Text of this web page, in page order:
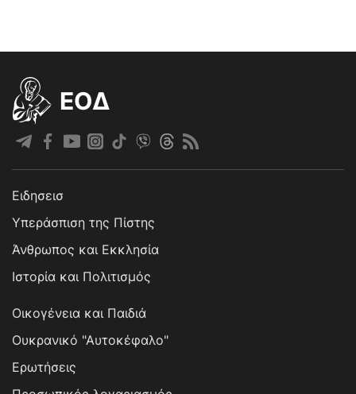
EOΔ
Ειδησεισ
Υπεράσπιση της Πίστης
Άνθρωπος και Εκκλησία
Ιστορία και Πολιτισμός
Οικογένεια και Παιδιά
Ουκρανικό "Αυτοκέφαλο"
Ερωτήσεις